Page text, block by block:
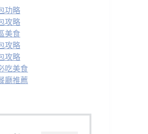
功略
攻略
美食
攻略
攻略
吃美食
廳推薦